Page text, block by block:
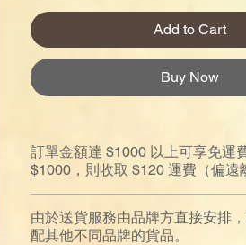
Add to Cart
Buy Now
訂單金額達 $1000 以上可享免運
$1000，則收取 $120 運費（偏遠
由於送貨服務由品牌方直接安排
配其他不同品牌的貨品。